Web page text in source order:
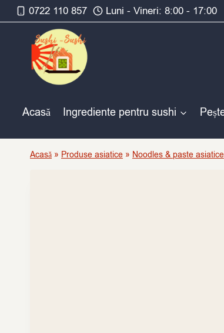
Skip
to
0722 110 857 Luni - Vineri: 8:00 - 17:00
Acasă Ingrediente pentru sushi
Acasă » Produse asiatice » Noodles & paste asiatice